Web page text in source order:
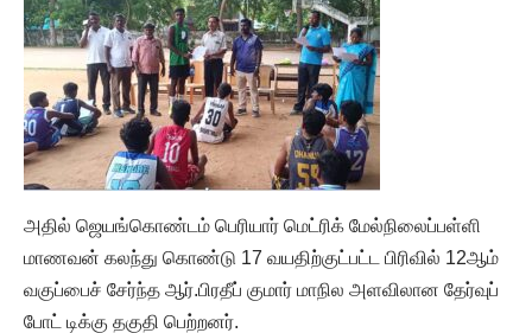
அதில் ஜெயங்கொண்டம் பெரியார் மெட்ரிக் மேல்நிலைப்பள்ளி
மாணவன் கலந்து கொண்டு 17 வயதிற்குட்பட்ட பிரிவில் 12ஆம்
வகுப்பைச் சேர்ந்த ஆர்.பிரதீப் குமார் மாநில அளவிலான தேர்வுப்
போட் டிக்கு தகுதி பெற்றனர்.